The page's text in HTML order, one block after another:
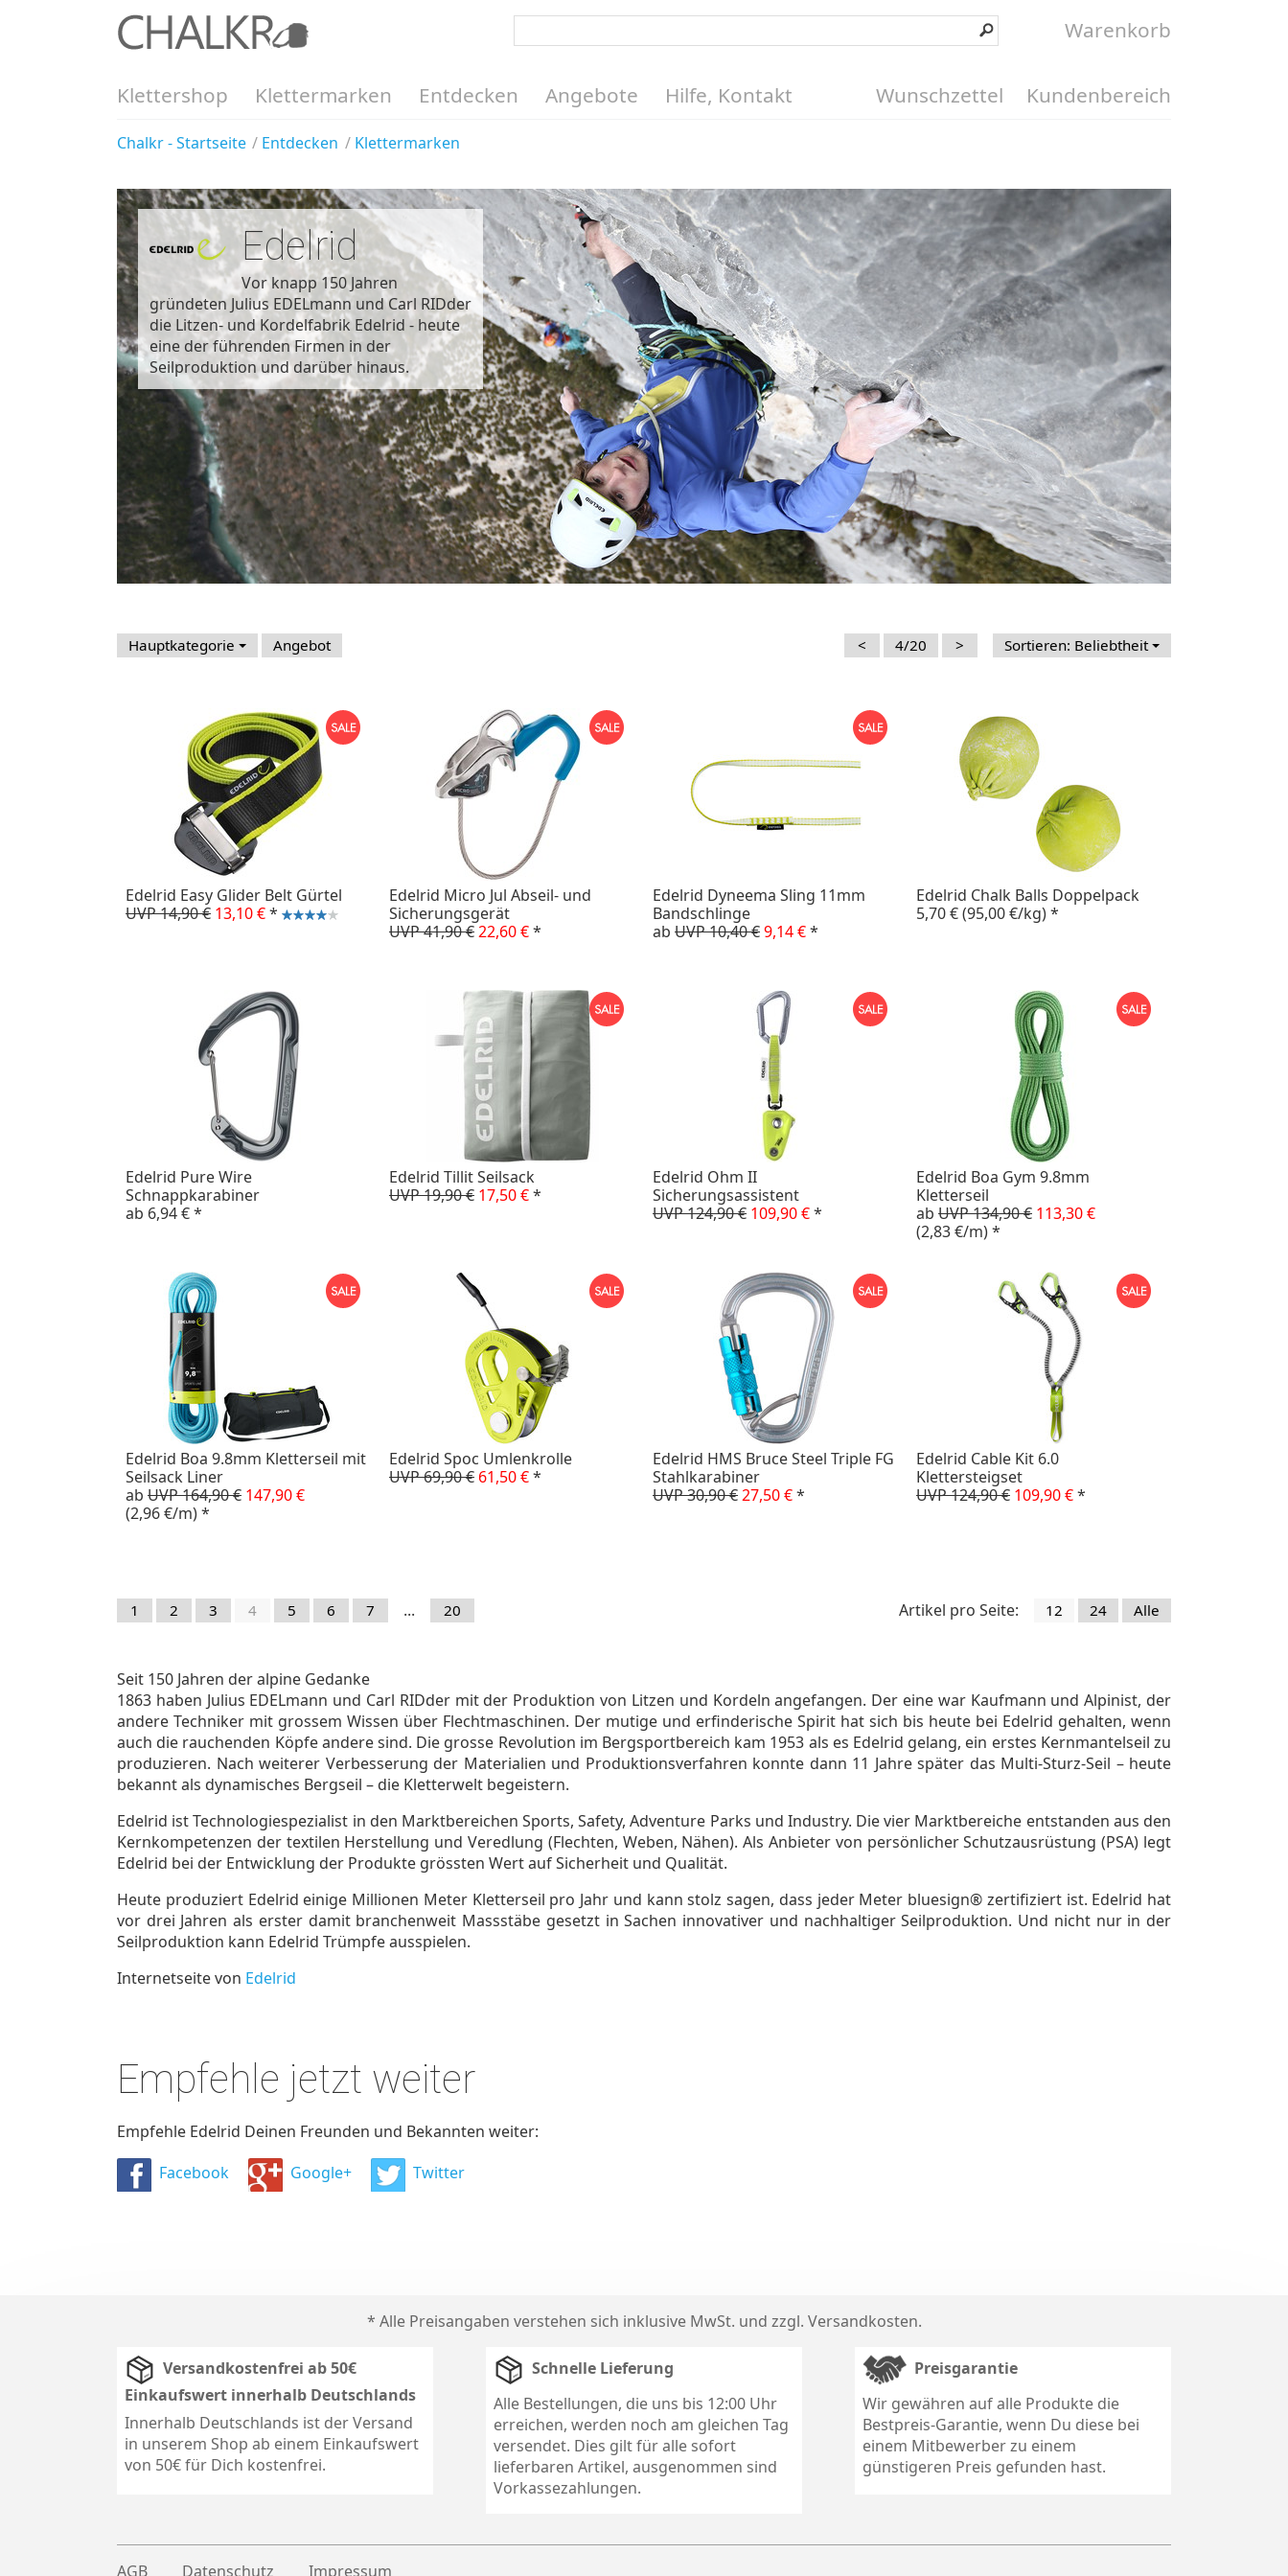
Warenkorb
Klettershop Klettermarken Entdecken Angebote Hilfe, Kontakt Kundenbereich
Wunschzettel
Chalkr - Startseite Entdecken Klettermarken
Edelrid
Vor knapp 150 Jahren
gründeten Julius EDELmann und Carl RIDder
die Litzen- und Kordelfabrik Edelrid - heute
eine der führenden Firmen in der
Seilproduktion und darüber hinaus.
Sortieren: Beliebtheit
< 4/20 >
Hauptkategorie Angebot
Edelrid Easy Glider Belt Gürtel
UVP 14,90 € 13,10 €*
Edelrid Micro Jul Abseil- und
Sicherungsgerät
UVP 41,90 €22,60 €*
Edelrid Dyneema Sling 11mm
Bandschlinge
ab UVP 10,40 €9,14 €*
Edelrid Chalk Balls Doppelpack
5,70 €(95,00 €/kg)*
Edelrid Pure Wire
Schnappkarabiner
ab 6,94 €*
Edelrid Tillit Seilsack
UVP 19,90 € 17,50 €*
Edelrid Ohm II
Sicherungsassistent
UVP 124,90 € 109,90 €*
Edelrid Boa Gym 9.8mm
Kletterseil
ab UVP 134,90 € 113,30 €
(2,83 €/m)*
Edelrid Boa 9.8mm Kletterseil mit
Seilsack Liner
ab UVP 164,90 € 147,90 €
(2,96 €/m)*
Edelrid Spoc Umlenkrolle
UVP 69,90 € 61,50 €*
Edelrid HMS Bruce Steel Triple FG
Stahlkarabiner
UVP 30,90 €27,50 €*
Edelrid Cable Kit 6.0
Klettersteigset
UVP 124,90 € 109,90 €*
Artikel pro Seite: 12 24 Alle
1 2 3 4 5 6 7 ... 20
Seit 150 Jahren der alpine Gedanke
1863 haben Julius EDELmann und Carl RIDder mit der Produktion von Litzen und Kordeln angefangen. Der eine war Kaufmann und Alpinist, der
andere Techniker mit grossem Wissen über Flechtmaschinen. Der mutige und erfinderische Spirit hat sich bis heute bei Edelrid gehalten, wenn
auch die rauchenden Köpfe andere sind. Die grosse Revolution im Bergsportbereich kam 1953 als es Edelrid gelang, ein erstes Kernmantelseil zu
produzieren. Nach weiterer Verbesserung der Materialien und Produktionsverfahren konnte dann 11 Jahre später das Multi-Sturz-Seil – heute
bekannt als dynamisches Bergseil – die Kletterwelt begeistern.
Edelrid ist Technologiespezialist in den Marktbereichen Sports, Safety, Adventure Parks und Industry. Die vier Marktbereiche entstanden aus den
Kernkompetenzen der textilen Herstellung und Veredlung (Flechten, Weben, Nähen). Als Anbieter von persönlicher Schutzausrüstung (PSA) legt
Edelrid bei der Entwicklung der Produkte grössten Wert auf Sicherheit und Qualität.
Heute produziert Edelrid einige Millionen Meter Kletterseil pro Jahr und kann stolz sagen, dass jeder Meter bluesign® zertifiziert ist. Edelrid hat
vor drei Jahren als erster damit branchenweit Massstäbe gesetzt in Sachen innovativer und nachhaltiger Seilproduktion. Und nicht nur in der
Seilproduktion kann Edelrid Trümpfe ausspielen.
Internetseite von Edelrid
Empfehle jetzt weiter
Empfehle Edelrid Deinen Freunden und Bekannten weiter:
Facebook
Google+ Twitter
* Alle Preisangaben verstehen sich inklusive MwSt. und zzgl. Versandkosten.
Versandkostenfrei ab 50€
Einkaufswert innerhalb Deutschlands
Innerhalb Deutschlands ist der Versand
in unserem Shop ab einem Einkaufswert
von 50€ für Dich kostenfrei.
Schnelle Lieferung
Alle Bestellungen, die uns bis 12:00 Uhr
erreichen, werden noch am gleichen Tag
versendet. Dies gilt für alle sofort
lieferbaren Artikel, ausgenommen sind
Vorkassezahlungen.
Preisgarantie
Wir gewähren auf alle Produkte die
Bestpreis-Garantie, wenn Du diese bei
einem Mitbewerber zu einem
günstigeren Preis gefunden hast.
AGB Datenschutz Impressum